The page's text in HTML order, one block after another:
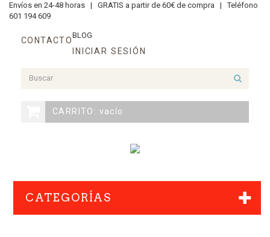
Envíos en 24-48 horas | GRATIS a partir de 60€ de compra | Teléfono
601 194 609
BLOG
CONTACTO
INICIAR SESIÓN
CARRITO: vacío
CATEGORÍAS